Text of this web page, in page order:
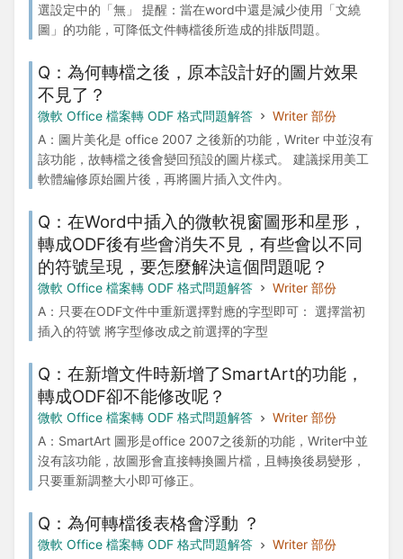
選設定中的「無」 提醒：當在word中還是減少使用「文繞
圖」的功能，可降低文件轉檔後所造成的排版問題。
Q：為何轉檔之後，原本設計好的圖片效果
不見了？
微軟 Office 檔案轉 ODF 格式問題解答
Writer 部份
A：圖片美化是 office 2007 之後新的功能，Writer 中並沒有
該功能，故轉檔之後會變回預設的圖片樣式。 建議採用美工
軟體編修原始圖片後，再將圖片插入文件內。
Q：在Word中插入的微軟視窗圖形和星形，
轉成ODF後有些會消失不見，有些會以不同
的符號呈現，要怎麼解決這個問題呢？
微軟 Office 檔案轉 ODF 格式問題解答
Writer 部份
A：只要在ODF文件中重新選擇對應的字型即可： 選擇當初
插入的符號 將字型修改成之前選擇的字型
Q：在新增文件時新增了SmartArt的功能，
轉成ODF卻不能修改呢？
微軟 Office 檔案轉 ODF 格式問題解答
Writer 部份
A：SmartArt 圖形是office 2007之後新的功能，Writer中並
沒有該功能，故圖形會直接轉換圖片檔，且轉換後易變形，
只要重新調整大小即可修正。
Q：為何轉檔後表格會浮動 ？
微軟 Office 檔案轉 ODF 格式問題解答
Writer 部份